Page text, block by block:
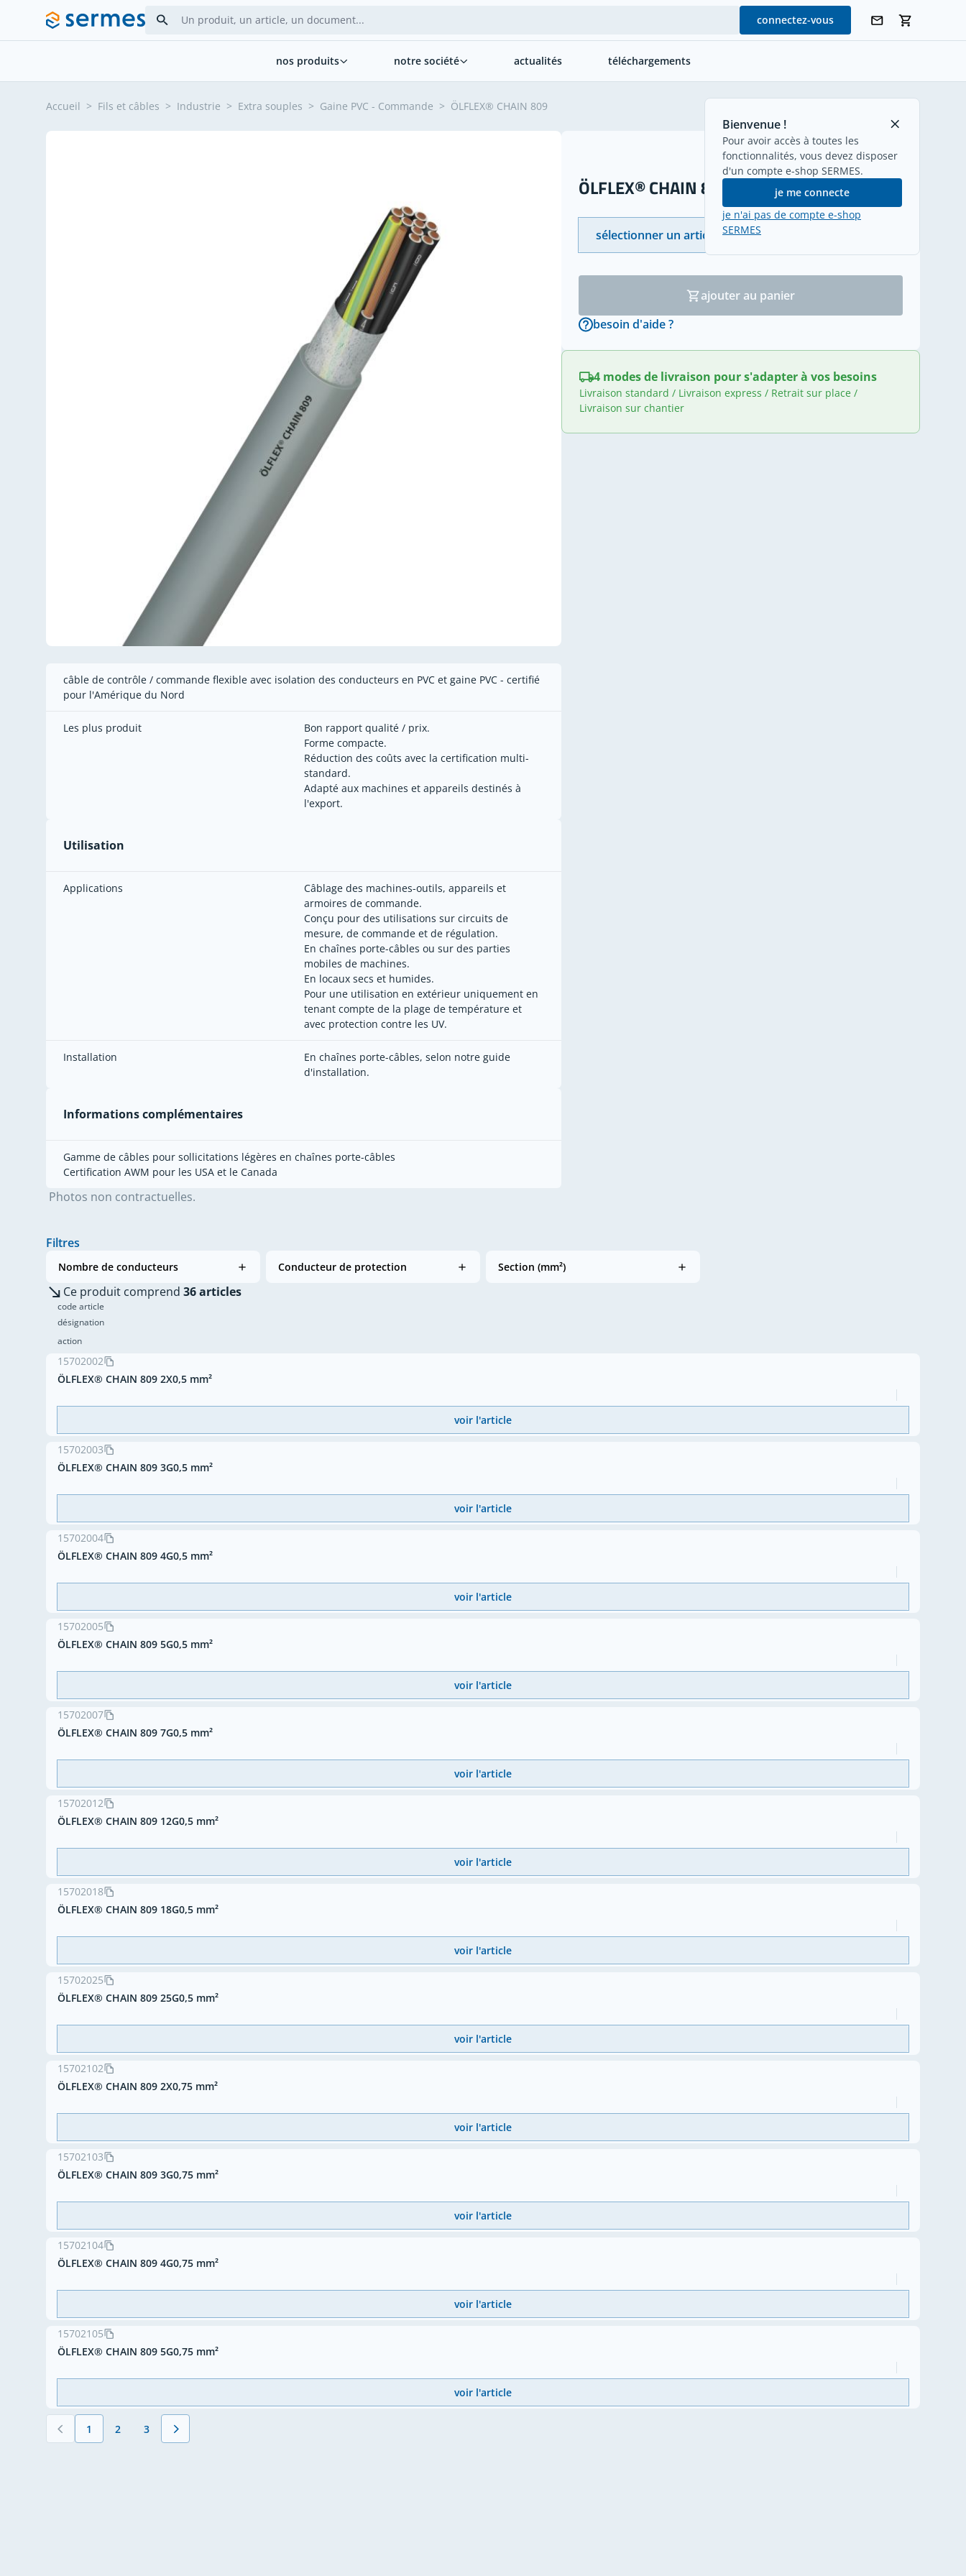
Allez au contenu
connectez-vous
Bienvenue !
Pour avoir accès à toutes les
fonctionnalités, vous devez disposer
d'un compte e-shop SERMES.
je me connecte
je n'ai pas de compte e-shop
SERMES
nos produits notre société actualités téléchargements
Accueil > Fils et câbles > Industrie > Extra souples > Gaine PVC - Commande > ÖLFLEX® CHAIN 809 retour
câble de contrôle / commande flexible avec isolation des conducteurs en PVC et gaine PVC - certifié
pour l'Amérique du Nord
Les plus produit
Bon rapport qualité / prix.
Forme compacte.
Réduction des coûts avec la certification multi-
standard.
Adapté aux machines et appareils destinés à
l'export.
Utilisation
Applications
Câblage des machines-outils, appareils et
armoires de commande.
Conçu pour des utilisations sur circuits de
mesure, de commande et de régulation.
En chaînes porte-câbles ou sur des parties
mobiles de machines.
En locaux secs et humides.
Pour une utilisation en extérieur uniquement en
tenant compte de la plage de température et
avec protection contre les UV.
Installation
En chaînes porte-câbles, selon notre guide
d'installation.
Informations complémentaires
Gamme de câbles pour sollicitations légères en chaînes porte-câbles
Certification AWM pour les USA et le Canada
Photos non contractuelles.
ÖLFLEX® CHAIN 809
sélectionner un article
ajouter au panier
besoin d'aide ?
4 modes de livraison pour s'adapter à vos besoins
Livraison standard / Livraison express / Retrait sur place /
Livraison sur chantier
Filtres
Nombre de conducteurs Conducteur de protection Section (mm²)
Ce produit comprend 36 articles
code article
désignation
action
15702002
ÖLFLEX® CHAIN 809 2X0,5 mm²
voir l'article
15702003
ÖLFLEX® CHAIN 809 3G0,5 mm²
voir l'article
15702004
ÖLFLEX® CHAIN 809 4G0,5 mm²
voir l'article
15702005
ÖLFLEX® CHAIN 809 5G0,5 mm²
voir l'article
15702007
ÖLFLEX® CHAIN 809 7G0,5 mm²
voir l'article
15702012
ÖLFLEX® CHAIN 809 12G0,5 mm²
voir l'article
15702018
ÖLFLEX® CHAIN 809 18G0,5 mm²
voir l'article
15702025
ÖLFLEX® CHAIN 809 25G0,5 mm²
voir l'article
15702102
ÖLFLEX® CHAIN 809 2X0,75 mm²
voir l'article
15702103
ÖLFLEX® CHAIN 809 3G0,75 mm²
voir l'article
15702104
ÖLFLEX® CHAIN 809 4G0,75 mm²
voir l'article
15702105
ÖLFLEX® CHAIN 809 5G0,75 mm²
voir l'article
Vous lisez actuellement la page
1 Page
2 Page
3